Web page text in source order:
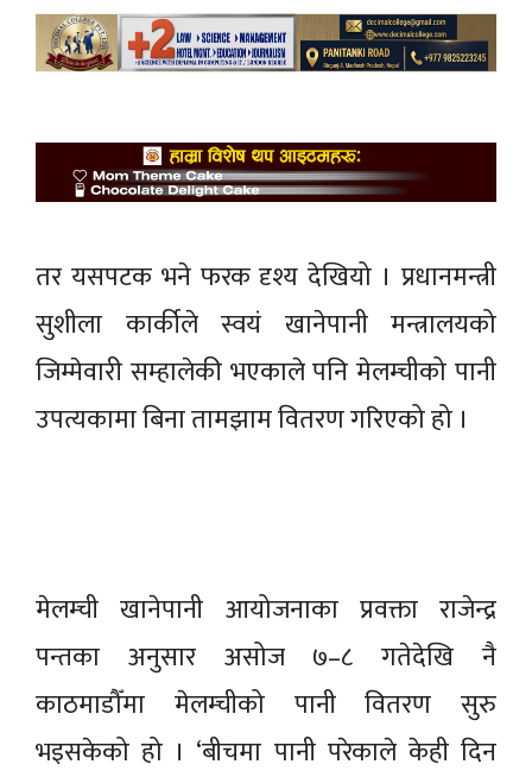
तर यसपटक भने फरक दृश्य देखियो । प्रधानमन्त्री
सुशीला कार्कीले स्वयं खानेपानी मन्त्रालयको
जिम्मेवारी सम्हालेकी भएकाले पनि मेलम्चीको पानी
उपत्यकामा बिना तामझाम वितरण गरिएको हो ।
मेलम्ची खानेपानी आयोजनाका प्रवक्ता राजेन्द्र
पन्तका अनुसार असोज ७–८ गतेदेखि नै
काठमाडौँमा मेलम्चीको पानी वितरण सुरु
भइसकेको हो । ‘बीचमा पानी परेकाले केही दिन